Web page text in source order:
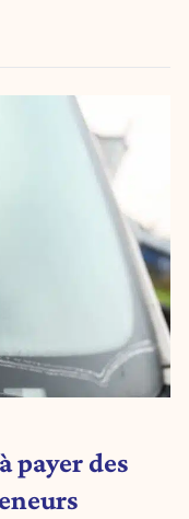
payer des